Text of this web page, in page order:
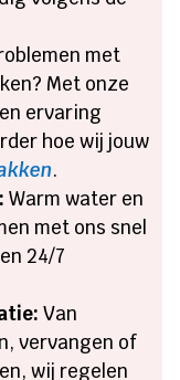
met
Met onze
ervaring
hoe wij jouw
.
Warm water en
met ons snel
24/7
Van
vervangen of
wij regelen